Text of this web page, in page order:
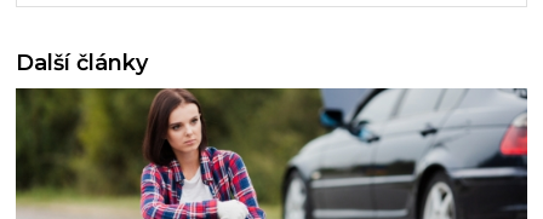
Další články